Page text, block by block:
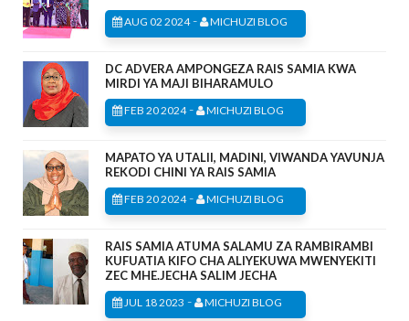
AUG 02 2024- MICHUZI BLOG
DC ADVERA AMPONGEZA RAIS SAMIA KWA
MIRDI YA MAJI BIHARAMULO
FEB 20 2024- MICHUZI BLOG
MAPATO YA UTALII, MADINI, VIWANDA YAVUNJA
REKODI CHINI YA RAIS SAMIA
FEB 20 2024- MICHUZI BLOG
RAIS SAMIA ATUMA SALAMU ZA RAMBIRAMBI
KUFUATIA KIFO CHA ALIYEKUWA MWENYEKITI
ZEC MHE.JECHA SALIM JECHA
JUL 18 2023 - MICHUZI BLOG